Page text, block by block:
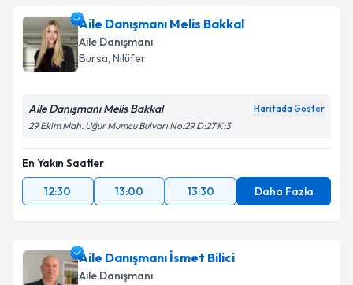
Aile Danışmanı Melis Bakkal
Aile Danışmanı
Bursa, Nilüfer
Aile Danışmanı Melis Bakkal Haritada Göster
29 Ekim Mah. Uğur Mumcu Bulvarı No:29 D:27 K:3
En Yakın Saatler
12:30
13:00 13:30 Daha Fazla
Aile Danışmanı İsmet Bilici
Aile Danışmanı